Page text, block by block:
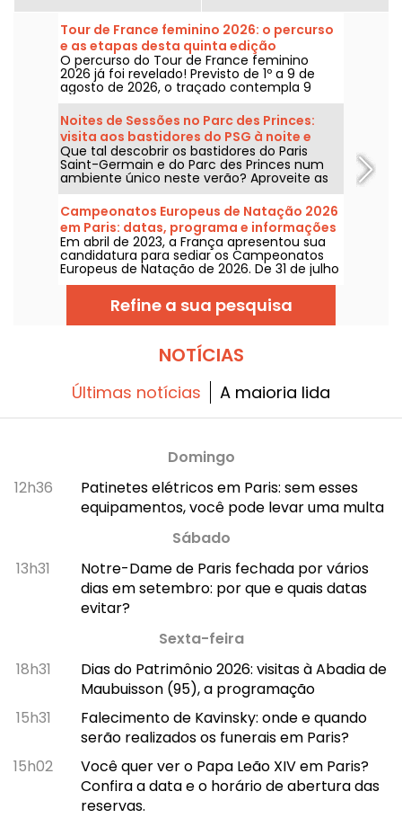
Tour de France feminino 2026: o percurso
e as etapas desta quinta edição
O percurso do Tour de France feminino
2026 já foi revelado! Previsto de 1º a 9 de
agosto de 2026, o traçado contempla 9
etapas, com a largada prevista na Suíça e a
chegada em Nice. Descubra o que nos
espera neste ano.
Noites de Sessões no Parc des Princes:
visita aos bastidores do PSG à noite e
guinguette festiva com sets de DJ
Que tal descobrir os bastidores do Paris
Saint-Germain e do Parc des Princes num
ambiente único neste verão? Aproveite as
sessões noturnas para entrar no estádio à
noite e curtir várias animações festivas. Eis o
programa para este verão de 2026!
Campeonatos Europeus de Natação 2026
em Paris: datas, programa e informações
sobre a competição
Em abril de 2023, a França apresentou sua
candidatura para sediar os Campeonatos
Europeus de Natação de 2026. De 31 de julho
a 16 de agosto, o Centro Aquático Olímpico
recebe você para apoiar nossos nadadores.
Abaixo, tudo o que você precisa saber sobre
a competição e as provas!
Refine a sua pesquisa
NOTÍCIAS
Últimas notícias A maioria lida
Domingo
12h36
Patinetes elétricos em Paris: sem esses
equipamentos, você pode levar uma multa
Sábado
13h31
Notre-Dame de Paris fechada por vários
dias em setembro: por que e quais datas
evitar?
Sexta-feira
18h31
Dias do Patrimônio 2026: visitas à Abadia de
Maubuisson (95), a programação
15h31
Falecimento de Kavinsky: onde e quando
serão realizados os funerais em Paris?
15h02
Você quer ver o Papa Leão XIV em Paris?
Confira a data e o horário de abertura das
reservas.